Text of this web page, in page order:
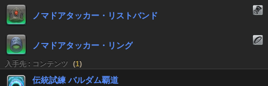
ノマドアタッカー・リストバンド
ノマドアタッカー・リング
入手先 : コンテンツ (1)
伝統試練 バルダム覇道